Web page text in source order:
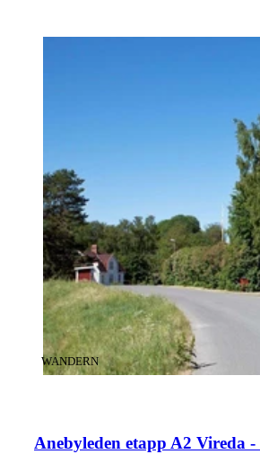
Anebyleden etapp A2 Vireda
KATEGORIE:
WANDERN